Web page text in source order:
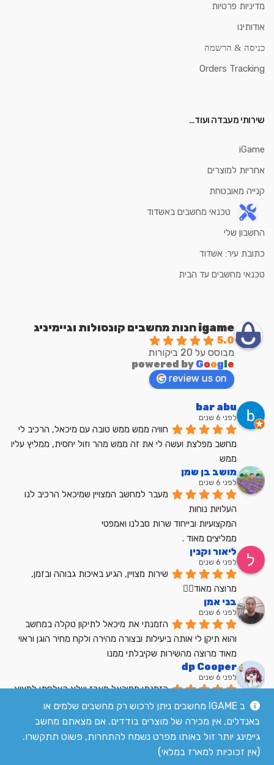
מדיניות פרטיות
אודותינו
כניסה & הרשמה
Orders Tracking
שירותי מעבדה ועוד…
iGame
אחריות למוצרים
קנייה מאובטחת
טכנאי מחשבים באשדוד
החשבון שלי
כתובת עיר: אשדוד
טכנאי מחשבים עד הבית
igame חנות מחשבים קונסולות וגיימיניג
5.0
מבוסס על 20 ביקורות
powered by Google
review us on
bar abu
לפני 6 שנים
ממש
מושב בן שמן
לפני 6 שנים
מעבר למחשב המצויין שמיכאל הרכיב לנו
העלויות נוחות
המקצועיות ובייחוד שרות סבלנו ואמפטי
ממליצים מאוד .
ליאור וקנין
לפני 6 שנים
מרוצה מאוד👍🏼
בני אמן
לפני 6 שנים
מאוד מרוצה מהשירות שקיבלתי ממנו
dp Cooper
לפני 6 שנים
הזמנתי ממיכאל מארז שלא הצלחתי למצוא
בשום מקום אחר בארץ מחיר הוגן שירות מעולה
לקריאת כל הביקורות
ב IGAME מחשבים ניתן לרכוש רק מחשבים שלמים או
באנדלים, אין מכירה של מוצרים בודדים. אם מצאתם מחשב
גיימינג יותר זול באותו מפרט נשמח להתחרות, פשוט תתקשרו.
(אין זכוכיות למארז במלאי)